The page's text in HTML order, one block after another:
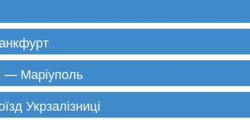
— Маріуполь
Укрзалізниці